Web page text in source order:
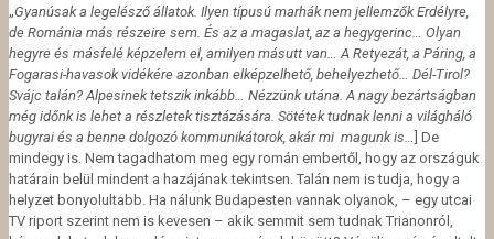
„Gyanúsak a legelésző állatok. Ilyen típusú marhák nem jellemzők Erdélyre,
de Románia más részeire sem. És az a magaslat, az a hegygerinc… Olyan
hegyre és másfelé képzelem el, amilyen másutt van… A Retyezát, a Páring, a
Fogarasi-havasok vidékére azonban elképzelhető, behelyezhető… Dél-Tirol?
Svájc talán? Alpesinek tetszik inkább… Nézzünk utána. A nagy bezártságban
még időnk is lehet a részletek tisztázására. Sötétek tudnak lenni a világháló
bugyrai és a benne dolgozó kommunikátorok, akár mi magunk is…
] De
mindegy is. Nem tagadhatom meg egy román embertől, hogy az országuk
határain belül mindent a hazájának tekintsen. Talán nem is tudja, hogy a
helyzet bonyolultabb. Ha nálunk Budapesten vannak olyanok, – egy utcai
TV riport szerint nem is kevesen – akik semmit sem tudnak Trianonról,